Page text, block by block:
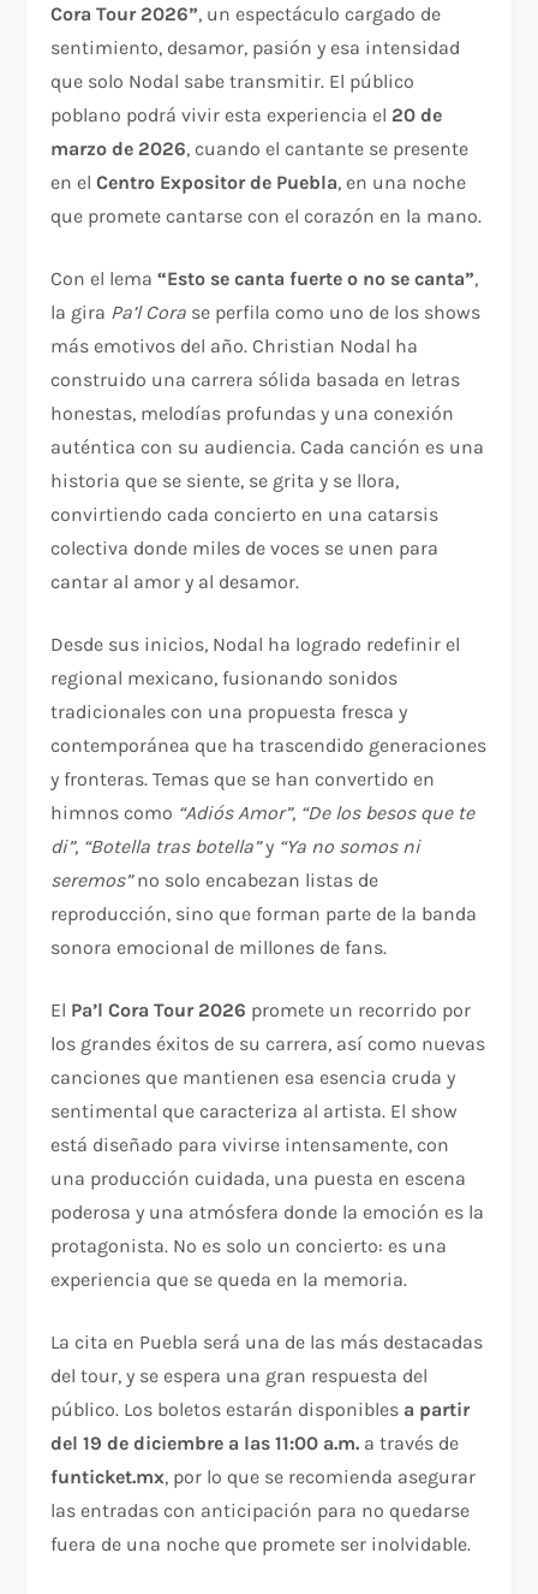
Cora Tour 2026”, un espectáculo cargado de
sentimiento, desamor, pasión y esa intensidad
que solo Nodal sabe transmitir. El público
poblano podrá vivir esta experiencia el 20 de
marzo de 2026, cuando el cantante se presente
en elCentro Expositor de Puebla, en una noche
que promete cantarse con el corazón en la mano.
Con el lema“Esto se canta fuerte o no se canta”,
la gira Pa’l Cora se perfila como uno de los shows
más emotivos del año. Christian Nodal ha
construido una carrera sólida basada en letras
honestas, melodías profundas y una conexión
auténtica con su audiencia. Cada canción es una
historia que se siente, se grita y se llora,
convirtiendo cada concierto en una catarsis
colectiva donde miles de voces se unen para
cantar al amor y al desamor.
Desde sus inicios, Nodal ha logrado redefinir el
regional mexicano, fusionando sonidos
tradicionales con una propuesta fresca y
contemporánea que ha trascendido generaciones
y fronteras. Temas que se han convertido en
himnos como “Adiós Amor”, “De los besos que te
di”, “Botella tras botella”y “Ya no somos ni
seremos”no solo encabezan listas de
reproducción, sino que forman parte de la banda
sonora emocional de millones de fans.
El Pa’l Cora Tour 2026 promete un recorrido por
los grandes éxitos de su carrera, así como nuevas
canciones que mantienen esa esencia cruda y
sentimental que caracteriza al artista. El show
está diseñado para vivirse intensamente, con
una producción cuidada, una puesta en escena
poderosa y una atmósfera donde la emoción es la
protagonista. No es solo un concierto: es una
experiencia que se queda en la memoria.
La cita en Puebla será una de las más destacadas
del tour, y se espera una gran respuesta del
público. Los boletos estarán disponibles a partir
del 19 de diciembre a las 11:00 a.m. a través de
funticket.mx, por lo que se recomienda asegurar
las entradas con anticipación para no quedarse
fuera de una noche que promete ser inolvidable.